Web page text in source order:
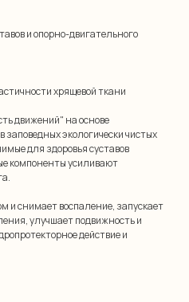
и опорно-двигательного
хрящевой ткани
движений" на основе
заповедных экологически чистых
для здоровья суставов
компоненты усиливают
и снимает воспаление, запускает
улучшает подвижность и
действие и